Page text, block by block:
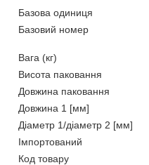
Базова одиниця
Базовий номер
Вага (кг)
Висота паковання
Довжина паковання
Довжина 1 [мм]
Діаметр 1/діаметр 2 [мм]
Імпортований
Код товару